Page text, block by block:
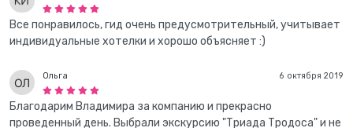
Все понравилось, гид очень предусмотрительный, учитывает
индивидуальные хотелки и хорошо объясняет :)
6 октября 2019
Ольга
Благодарим Владимира за компанию и прекрасно
проведенный день. Выбрали экскурсию "Триада Тродоса" и не